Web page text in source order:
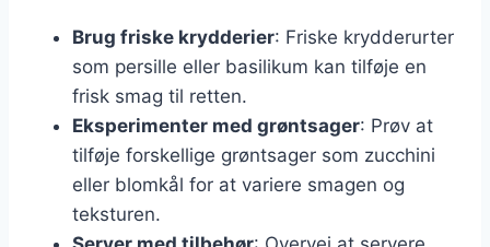
Brug friske krydderier: Friske krydderurter
som persille eller basilikum kan tilføje en
frisk smag til retten.
Eksperimenter med grøntsager: Prøv at
tilføje forskellige grøntsager som zucchini
eller blomkål for at variere smagen og
teksturen.